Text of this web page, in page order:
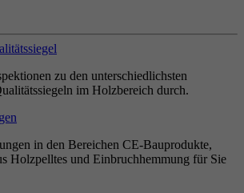
zu den unterschiedlichsten
im Holzbereich durch.
in den Bereichen CE-Bauprodukte,
Holzpelltes und Einbruchhemmung für Sie